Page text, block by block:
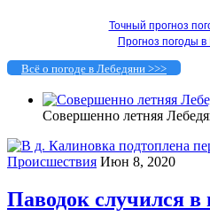
Точный прогноз
Прогноз погоды в
Всё о погоде в Лебедяни >>>
Совершенно летняя
Происшествия Июн 8, 2020
Паводок случился в